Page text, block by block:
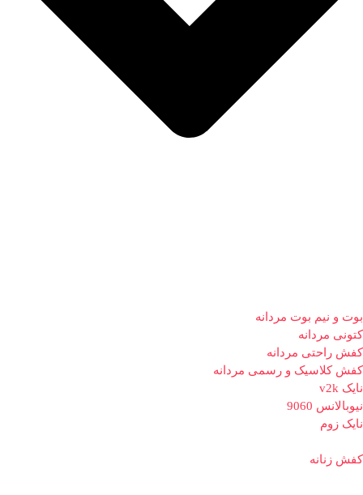
بوت و نیم بوت مردانه
کتونی مردانه
کفش راحتی مردانه
کفش کلاسیک و رسمی مردانه
نایک v2k
نیوبالانس 9060
نایک زوم
کفش زنانه